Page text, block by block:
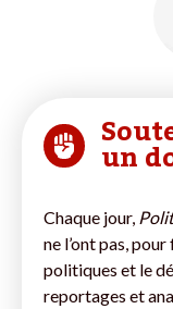
un
Chaque jour,
ne l’ont pas,
politiques et le
reportages et